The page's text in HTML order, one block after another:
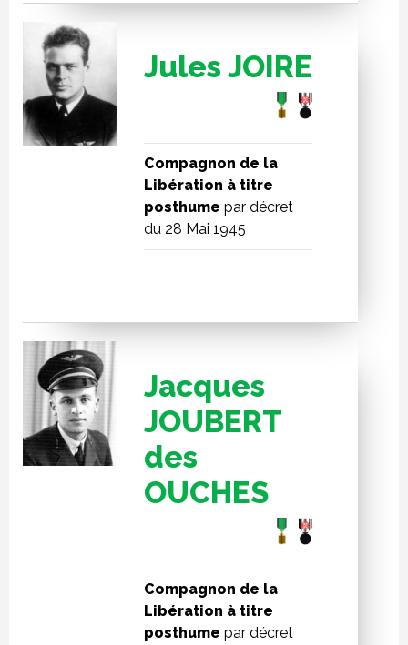
Jules JOIRE
Compagnon de la
Libération à titre
posthume par décret
du 28 Mai 1945
Jacques
JOUBERT
des
OUCHES
Compagnon de la
Libération à titre
posthume par décret